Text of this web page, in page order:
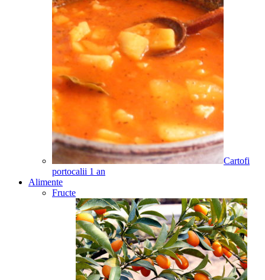
Cartofi
portocalii 1 an
Alimente
Fructe